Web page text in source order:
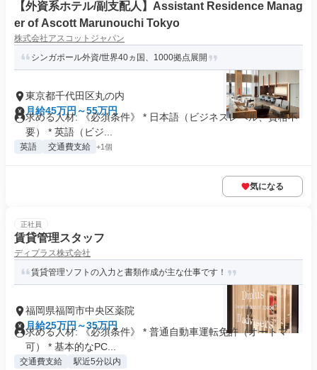
【外資系ホテル/副支配人】Assistant Residence Manag
er of Ascott Marunouchi Tokyo
株式会社アスコットジャパン
シンガポール外資/世界40ヵ国、1000拠点展開
東京都千代田区丸の内
月給45万円～55万円
求める人材: 《必須条件》 * 日本語（ビジネスレベル、資格不
要） * 英語（ビジ...
英語 交通費支給 +1個
気になる
正社員
賃貸管理スタッフ
ディプラス株式会社
賃貸管理ソフトの入力と書類作成が主な仕事です！
福岡県福岡市中央区薬院
月給25万円～35万円
求める人材: 《必須条件》 * 普通自動車運転免許（オートマ
可） * 基本的なPC...
交通費支給 駅近5分以内